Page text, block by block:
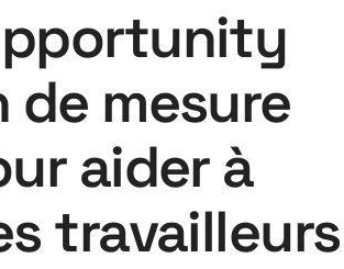
de mesure
aider à
travailleurs